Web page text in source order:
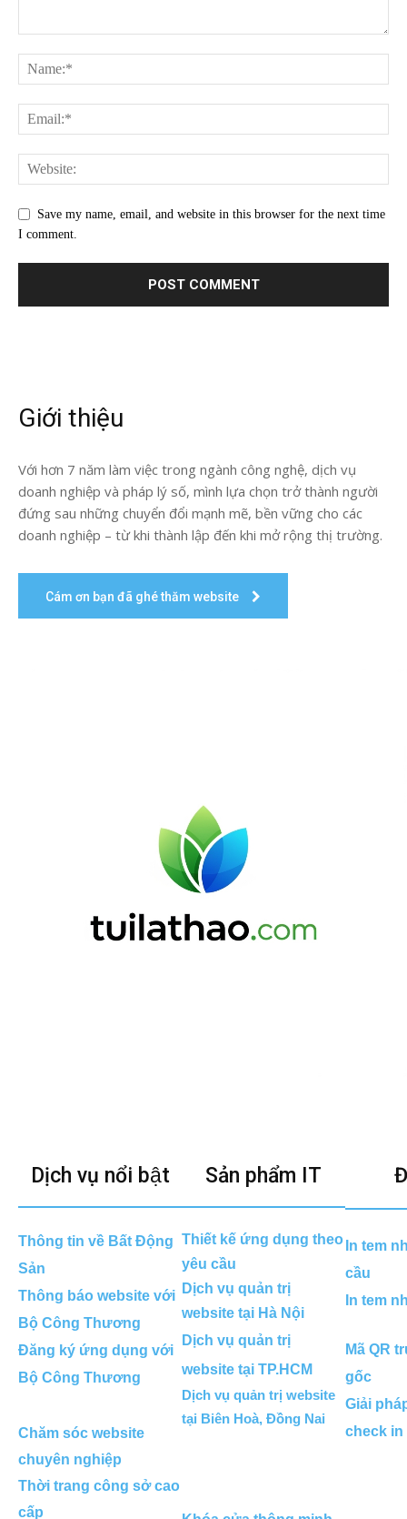
Save my name, email, and website in this browser for the next time
I comment.
Giới thiệu
Với hơn 7 năm làm việc trong ngành công nghệ, dịch vụ
doanh nghiệp và pháp lý số, mình lựa chọn trở thành người
đứng sau những chuyển đổi mạnh mẽ, bền vững cho các
doanh nghiệp – từ khi thành lập đến khi mở rộng thị trường.
Cám ơn bạn đã ghé thăm website
Dịch vụ nổi bật
Thông tin về Bất Động
Sản
Thông báo website với
Bộ Công Thương
Đăng ký ứng dụng với
Bộ Công Thương
Chăm sóc website
chuyên nghiệp
Thời trang công sở cao
cấp
Sản phẩm IT
Thiết kế ứng dụng theo
yêu cầu
Dịch vụ quản trị
website tại Hà Nội
Dịch vụ quản trị
website tại TP.HCM
Dịch vụ quản trị website
tại Biên Hoà, Đồng Nai
In tem
cầu
In tem
Mã QR
gốc
Giải
check